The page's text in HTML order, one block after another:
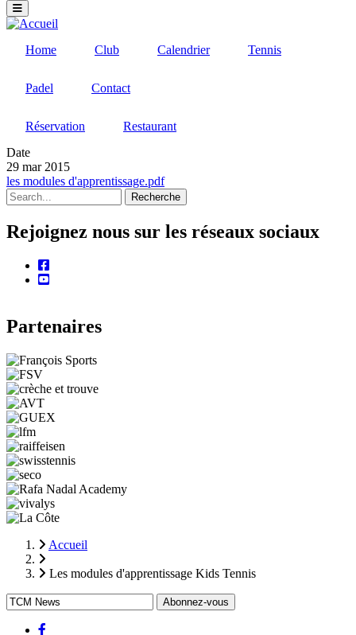
Home Club Calendrier Tennis
Padel Contact
Réservation
Restaurant
Date
29 mar 2015
les modules d'apprentissage.pdf
Recherche
Rejoignez nous sur les réseaux sociaux
facebook
youtube
Partenaires
Fil
Accueil
Les modules d'apprentissage Kids Tennis